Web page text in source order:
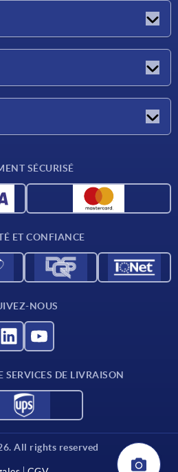
SÉCURISÉ
ET CONFIANCE
NOUS
SERVICES DE LIVRAISON
All rights reserved